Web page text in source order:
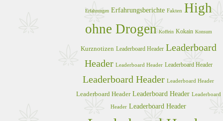
Erfahrungen Erfahrungsberichte Fakten High
ohne Drogen Koffein Kokain Konsum
Kurznotizen Leaderboard Header Leaderboard
Header Leaderboard Header Leaderboard Header
Leaderboard Header Leaderboard Header
Leaderboard Header Leaderboard Header Leaderboard
Header Leaderboard Header